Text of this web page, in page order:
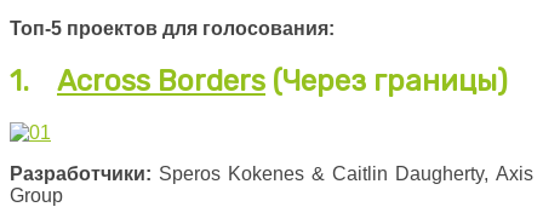
Топ-5 проектов для голосования:
1. Across Borders (Через границы)
Разработчики: Speros Kokenes & Caitlin Daugherty, Axis
Group